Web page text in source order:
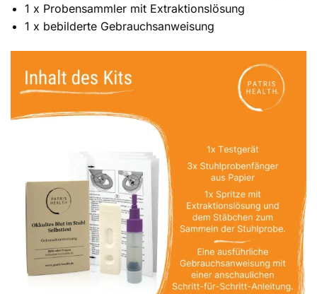
1 x Probensammler mit Extraktionslösung
1 x bebilderte Gebrauchsanweisung